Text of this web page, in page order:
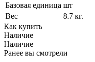
Базовая единица шт
Вес
8.7 кг.
Как купить
Наличие
Наличие
Ранее вы смотрели